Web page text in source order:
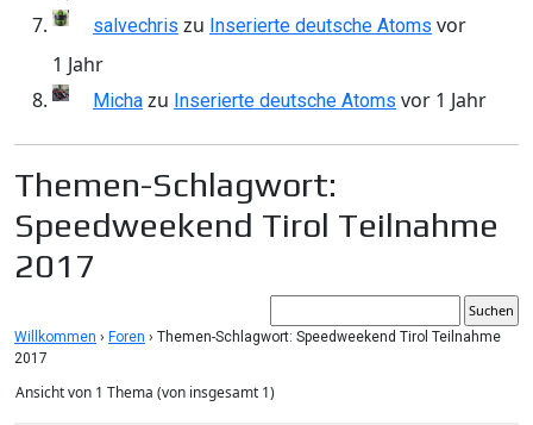
salvechris zu Inserierte deutsche Atoms vor
1 Jahr
Micha zu Inserierte deutsche Atoms vor 1 Jahr
Themen-Schlagwort:
Speedweekend Tirol Teilnahme
2017
Willkommen › Foren › Themen-Schlagwort: Speedweekend Tirol Teilnahme
2017
Ansicht von 1 Thema (von insgesamt 1)